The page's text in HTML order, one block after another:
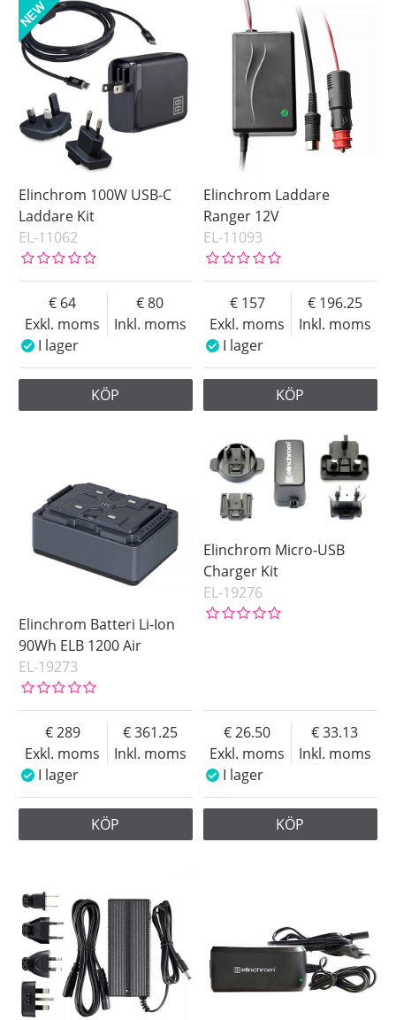
Elinchrom 100W USB-C
Laddare Kit
EL-11062
Exkl. moms
64
Inkl. moms
80
I lager
KÖP
Elinchrom Laddare
Ranger 12V
EL-11093
Exkl. moms
157
Inkl. moms
196.25
I lager
KÖP
Elinchrom Batteri Li-Ion
90Wh ELB 1200 Air
EL-19273
Exkl. moms
289
Inkl. moms
361.25
I lager
KÖP
Elinchrom Micro-USB
Charger Kit
EL-19276
Exkl. moms
26.50
Inkl. moms
33.13
I lager
KÖP